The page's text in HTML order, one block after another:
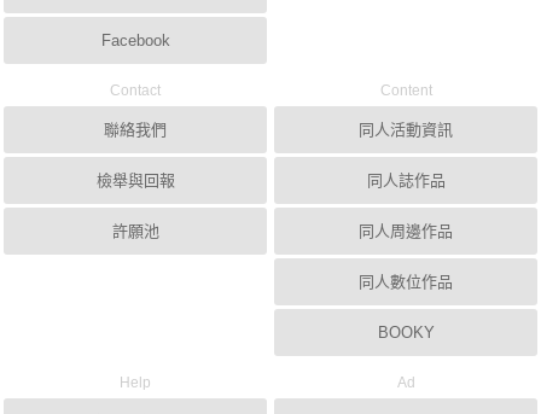
Facebook
Contact
聯絡我們
檢舉與回報
許願池
Content
同人活動資訊
同人誌作品
同人周邊作品
同人數位作品
BOOKY
Help Ad